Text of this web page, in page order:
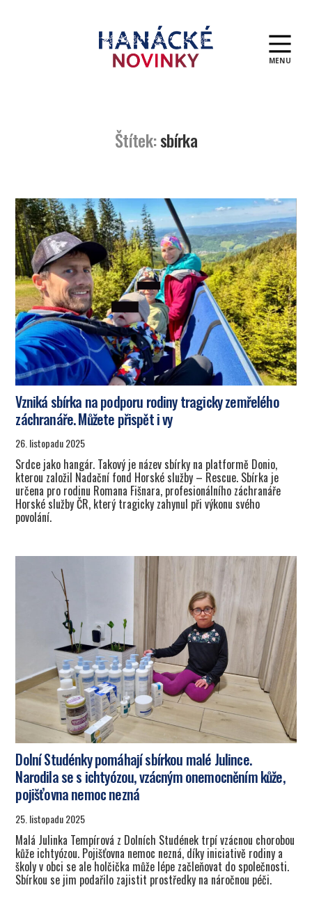
MENU
Štítek:sbírka
Vzniká sbírka na podporu rodiny tragicky zemřelého
záchranáře. Můžete přispět i vy
26. listopadu 2025
Srdce jako hangár. Takový je název sbírky na platformě Donio,
kterou založil Nadační fond Horské služby – Rescue. Sbírka je
určena pro rodinu Romana Fišnara, profesionálního záchranáře
Horské služby ČR, který tragicky zahynul při výkonu svého
povolání.
Dolní Studénky pomáhají sbírkou malé Julince.
Narodila se s ichtyózou, vzácným onemocněním kůže,
pojišťovna nemoc nezná
25. listopadu 2025
Malá Julinka Tempírová z Dolních Studének trpí vzácnou chorobou
kůže ichtyózou. Pojišťovna nemoc nezná, díky iniciativě rodiny a
školy v obci se ale holčička může lépe začleňovat do společnosti.
Sbírkou se jim podařilo zajistit prostředky na náročnou péči.